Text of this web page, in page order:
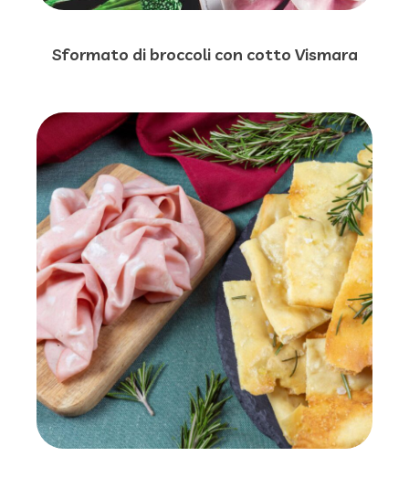
Sformato di broccoli con cotto Vismara